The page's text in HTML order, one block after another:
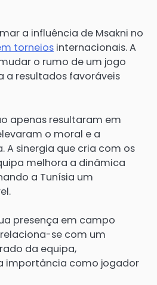
a influência de Msakni no
torneios internacionais. A
o rumo de um jogo
a resultados favoráveis
apenas resultaram em
o moral e a
A sinergia que cria com os
melhora a dinâmica
a Tunísia um
presença em campo
se com um
da equipa,
importância como jogador